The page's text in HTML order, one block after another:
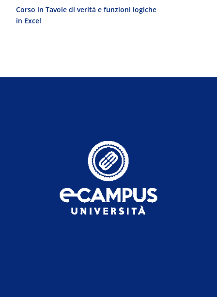
Corso in Tavole di verità e funzioni logiche
in Excel